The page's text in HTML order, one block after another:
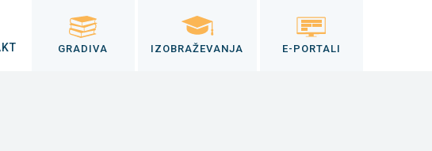
GRADIVA IZOBRAŽEVANJA E-PORTALI